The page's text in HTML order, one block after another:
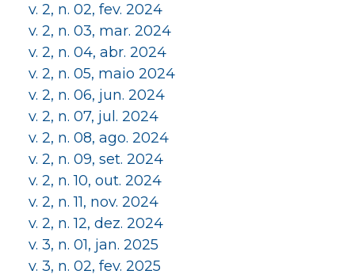
v. 2, n. 02, fev. 2024
v. 2, n. 03, mar. 2024
v. 2, n. 04, abr. 2024
v. 2, n. 05, maio 2024
v. 2, n. 06, jun. 2024
v. 2, n. 07, jul. 2024
v. 2, n. 08, ago. 2024
v. 2, n. 09, set. 2024
v. 2, n. 10, out. 2024
v. 2, n. 11, nov. 2024
v. 2, n. 12, dez. 2024
v. 3, n. 01, jan. 2025
v. 3, n. 02, fev. 2025